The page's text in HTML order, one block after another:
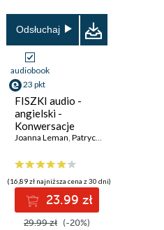
Odsłuchaj
audiobook
23 pkt
FISZKI audio -
angielski -
Konwersacje
Joanna Leman, Patrycja Wojsyk
(16,89 zł najniższa cena z 30 dni)
23.99 zł
29.99 zł (-20%)